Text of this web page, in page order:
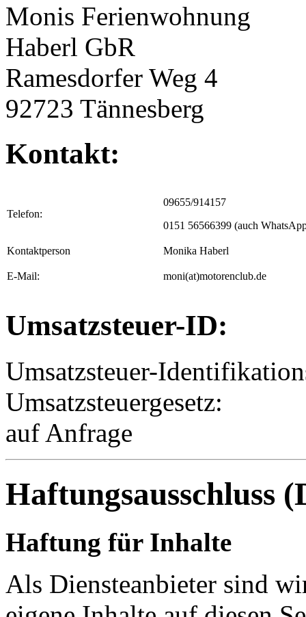
Monis Ferienwohnung
Haberl GbR
Ramesdorfer Weg 4
92723 Tännesberg
Kontakt:
Telefon:
09655/914157
0151 56566399 (auch
Kontaktperson Monika Haberl
E-Mail: moni(at)motorenclub.de
Umsatzsteuer-ID:
Umsatzsteuer-
Umsatzsteuergesetz:
auf Anfrage
Haftungsausschluss
Haftung für Inhalte
Als Diensteanbieter sind